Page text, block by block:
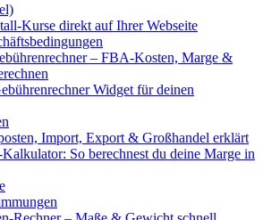
Kurse direkt auf Ihrer Webseite
– FBA-Kosten, Marge &
Widget für deinen
Import, Export & Großhandel erklärt
So berechnest du deine Marge in